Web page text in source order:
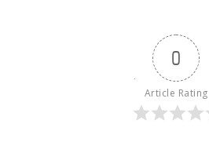
0
Article Rating